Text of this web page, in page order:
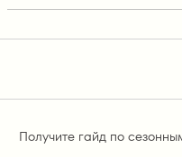
Получите гайд по